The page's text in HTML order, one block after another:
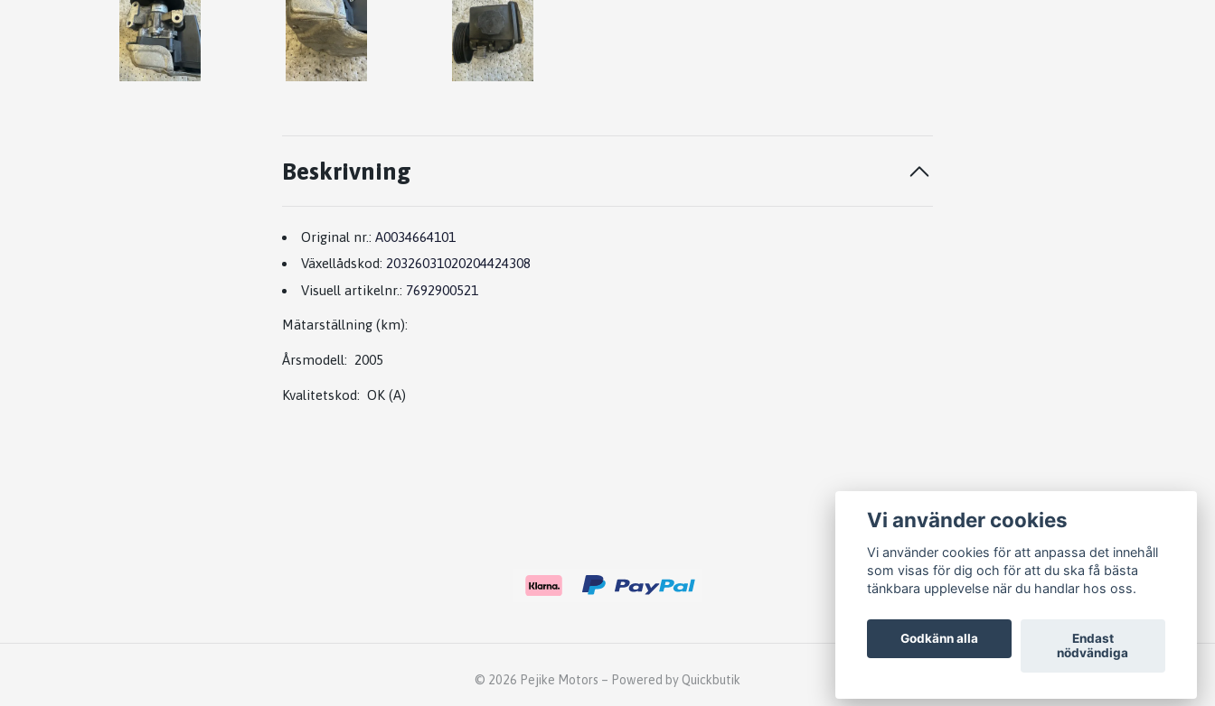
Beskrivning
Original nr.: A0034664101
Växellådskod: 20326031020204424308
Visuell artikelnr.: 7692900521
Mätarställning (km):
Årsmodell: 2005
Kvalitetskod: OK (A)
© 2026 Pejike Motors – Powered by Quickbutik
Vi använder cookies
Vi använder cookies för att anpassa det innehåll
som visas för dig och för att du ska få bästa
tänkbara upplevelse när du handlar hos oss.
Godkänn alla
Endast
nödvändiga